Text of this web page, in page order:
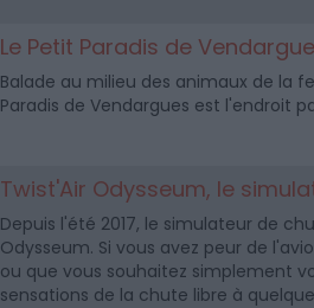
Le Petit Paradis de
Balade au milieu des animaux de la
Paradis de Vendargues est l'endroit
Twist'Air Odysseum, le
Depuis l'été 2017, le simulateur de
Odysseum. Si vous avez peur de
ou que vous souhaitez simplement
sensations de la chute libre à